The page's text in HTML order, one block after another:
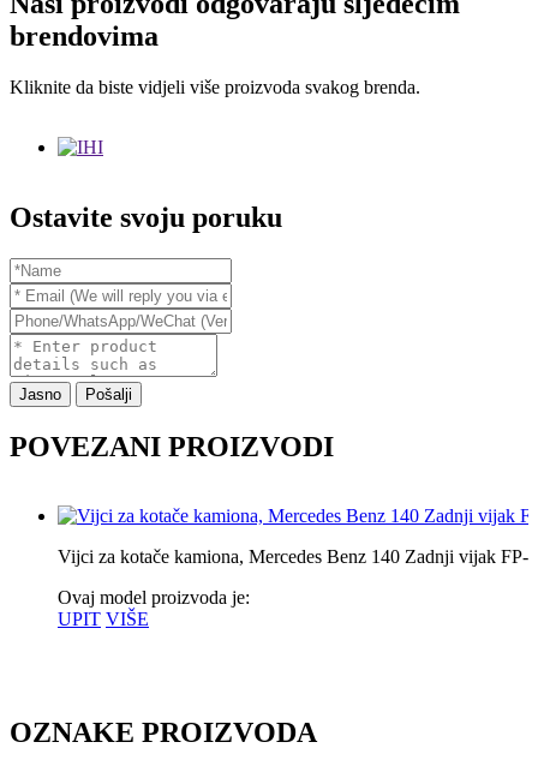
brendovima
Kliknite da biste vidjeli više proizvoda svakog brenda.
Ostavite svoju poruku
Jasno Pošalji
POVEZANI PROIZVODI
Vijci za kotače kamiona, Mercedes Benz 140 Zadnji vijak FP-
Ovaj model proizvoda je:
UPIT VIŠE
OZNAKE PROIZVODA